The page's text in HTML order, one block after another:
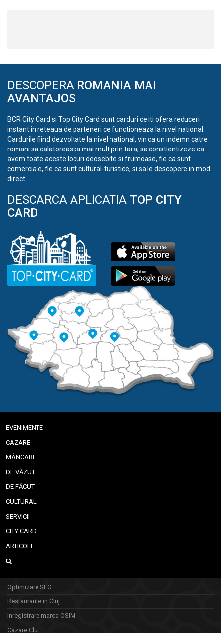
DESCOPERA ROMANIA MAI
AVANTAJOS
BCR City Card si Top City Card sunt carduri ce iti ofera reduceri
instant in reteaua de parteneri ce functioneaza la nivel national.
Cardurile fiind dezvoltate la nivel national, vin ca un indemn catre
romani sa calatoreasca mai mult prin tara, sa constientizeze ca
avem toate aceste locuri deosebite si frumoase, fie ca sunt
comerciale, fie ca sunt cultural-turistice, si sa le descopere in mod
direct.
DESCARCA APLICATIA TOP CITY
CARD
EVENIMENTE
CAZARE
MÂNCARE
DE VĂZUT
DE FĂCUT
CULTURAL
SERVICII
CITY CARD
ARTICOLE
Optimizare SEO
Restaurante in Cluj
Inregistrare marca OSIM
Cazare Cluj